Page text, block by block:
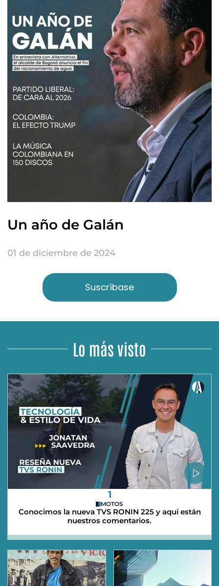
Un año de Galán
01 de diciembre de 2024
Suscríbase
Lo más visto
1
MOTOS
Conocimos la nueva TVS RONIN 225 y aquí están
nuestros comentarios.